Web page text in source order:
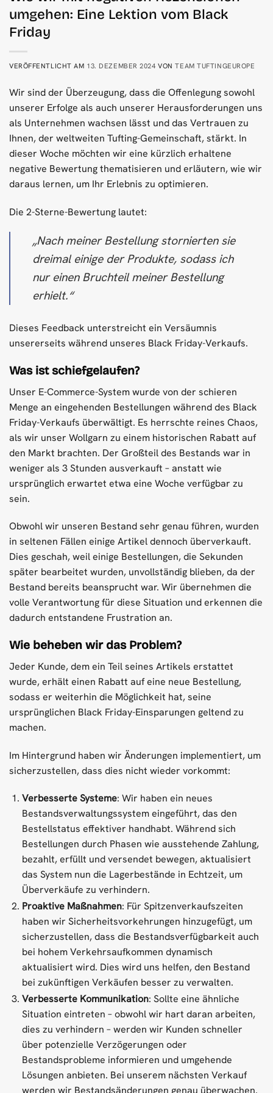
umgehen: Eine Lektion vom Black
Friday
VERÖFFENTLICHT AM 13. DEZEMBER 2024 VONTEAM TUFTINGEUROPE
Wir sind der Überzeugung, dass die Offenlegung sowohl
unserer Erfolge als auch unserer Herausforderungen uns
als Unternehmen wachsen lässt und das Vertrauen zu
Ihnen, der weltweiten Tufting-Gemeinschaft, stärkt. In
dieser Woche möchten wir eine kürzlich erhaltene
negative Bewertung thematisieren und erläutern, wie wir
daraus lernen, um Ihr Erlebnis zu optimieren.
Die 2-Sterne-Bewertung lautet:
„Nach meiner Bestellung stornierten sie
dreimal einige der Produkte, sodass ich
nur einen Bruchteil meiner Bestellung
erhielt.“
Dieses Feedback unterstreicht ein Versäumnis
unsererseits während unseres Black Friday-Verkaufs.
Was ist schiefgelaufen?
Unser E-Commerce-System wurde von der schieren
Menge an eingehenden Bestellungen während des Black
Friday-Verkaufs überwältigt. Es herrschte reines Chaos,
als wir unser Wollgarn zu einem historischen Rabatt auf
den Markt brachten. Der Großteil des Bestands war in
weniger als 3 Stunden ausverkauft – anstatt wie
ursprünglich erwartet etwa eine Woche verfügbar zu
sein.
Obwohl wir unseren Bestand sehr genau führen, wurden
in seltenen Fällen einige Artikel dennoch überverkauft.
Dies geschah, weil einige Bestellungen, die Sekunden
später bearbeitet wurden, unvollständig blieben, da der
Bestand bereits beansprucht war. Wir übernehmen die
volle Verantwortung für diese Situation und erkennen die
dadurch entstandene Frustration an.
Wie beheben wir das Problem?
Jeder Kunde, dem ein Teil seines Artikels erstattet
wurde, erhält einen Rabatt auf eine neue Bestellung,
sodass er weiterhin die Möglichkeit hat, seine
ursprünglichen Black Friday-Einsparungen geltend zu
machen.
Im Hintergrund haben wir Änderungen implementiert, um
sicherzustellen, dass dies nicht wieder vorkommt:
Verbesserte Systeme: Wir haben ein neues
Bestandsverwaltungssystem eingeführt, das den
Bestellstatus effektiver handhabt. Während sich
Bestellungen durch Phasen wie ausstehende Zahlung,
bezahlt, erfüllt und versendet bewegen, aktualisiert
das System nun die Lagerbestände in Echtzeit, um
Überverkäufe zu verhindern.
Proaktive Maßnahmen: Für Spitzenverkaufszeiten
haben wir Sicherheitsvorkehrungen hinzugefügt, um
sicherzustellen, dass die Bestandsverfügbarkeit auch
bei hohem Verkehrsaufkommen dynamisch
aktualisiert wird. Dies wird uns helfen, den Bestand
bei zukünftigen Verkäufen besser zu verwalten.
Verbesserte Kommunikation: Sollte eine ähnliche
Situation eintreten – obwohl wir hart daran arbeiten,
dies zu verhindern – werden wir Kunden schneller
über potenzielle Verzögerungen oder
Bestandsprobleme informieren und umgehende
Lösungen anbieten. Bei unserem nächsten Verkauf
werden wir Bestandsänderungen genau überwachen.